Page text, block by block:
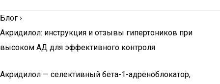
Блог ›
Акридилол: инструкция и отзывы гипертоников при
высоком АД для эффективного контроля
Акридилол — селективный бета-1-адреноблокатор,